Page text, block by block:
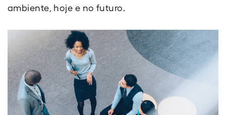
ambiente, hoje e no futuro.